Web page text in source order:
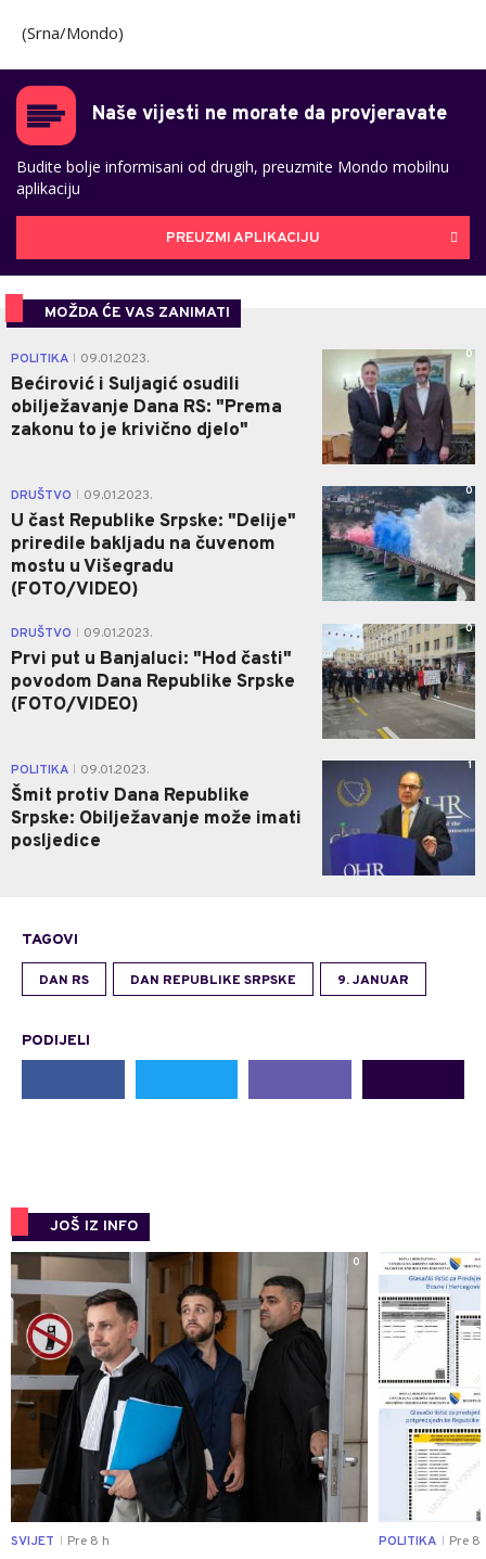
(Srna/Mondo)
Naše vijesti ne morate da provjeravate
Budite bolje informisani od drugih, preuzmite Mondo mobilnu
aplikaciju
PREUZMI APLIKACIJU
MOŽDA ĆE VAS ZANIMATI
POLITIKA 09.01.2023.
Bećirović i Suljagić osudili
obilježavanje Dana RS: "Prema
zakonu to je krivično djelo"
0
DRUŠTVO 09.01.2023.
U čast Republike Srpske: "Delije"
priredile bakljadu na čuvenom
mostu u Višegradu
(FOTO/VIDEO)
0
DRUŠTVO 09.01.2023.
Prvi put u Banjaluci: "Hod časti"
povodom Dana Republike Srpske
(FOTO/VIDEO)
0
POLITIKA 09.01.2023.
Šmit protiv Dana Republike
Srpske: Obilježavanje može imati
posljedice
1
TAGOVI
DAN RS DAN REPUBLIKE SRPSKE 9. JANUAR
PODIJELI
JOŠ IZ INFO
0
SVIJET Pre 8 h POLITIKA Pre 8